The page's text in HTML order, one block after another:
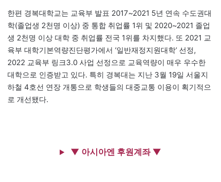
한편 경복대학교는 교육부 발표 2017~2021 5년 연속 수도권대
학(졸업생 2천명 이상) 중 통합 취업률 1위 및 2020~2021 졸업
생 2천명 이상 대학 중 취업률 전국 1위를 차지했다. 또 2021 교
육부 대학기본역량진단평가에서 ‘일반재정지원대학’ 선정,
2022 교육부 링크3.0 사업 선정으로 교육역량이 매우 우수한
대학으로 인증받고 있다. 특히 경복대는 지난 3월 19일 서울지
하철 4호선 연장 개통으로 학생들의 대중교통 이용이 획기적으
로 개선됐다.
▼ 아시아엔 후원계좌 ▼